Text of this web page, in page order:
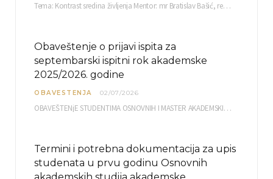
Tema: Kontrast sredina življenja Mentor: mr Bratislav Bašić, redovni profesor Sreda, 08.07.2026. u…
Obaveštenje o prijavi ispita za
septembarski ispitni rok akademske
2025/2026. godine
OBAVESTENJA 02/07/2026
OBAVEŠTENjE STUDENTIMA OSNOVNIH I MASTER AKADEMSKIH STUDIJA ELEKTRONSKA PRIJAVA ISPITA za septembarski ispitni rok za…
Termini i potrebna dokumentacija za upis
studenata u prvu godinu Osnovnih